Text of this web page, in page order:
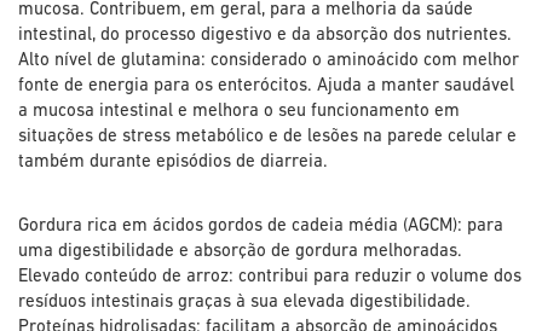
mucosa. Contribuem, em geral, para a melhoria da saúde
intestinal, do processo digestivo e da absorção dos nutrientes.
Alto nível de glutamina: considerado o aminoácido com melhor
fonte de energia para os enterócitos. Ajuda a manter saudável
a mucosa intestinal e melhora o seu funcionamento em
situações de stress metabólico e de lesões na parede celular e
também durante episódios de diarreia.
Gordura rica em ácidos gordos de cadeia média (AGCM): para
uma digestibilidade e absorção de gordura melhoradas.
Elevado conteúdo de arroz: contribui para reduzir o volume dos
resíduos intestinais graças à sua elevada digestibilidade.